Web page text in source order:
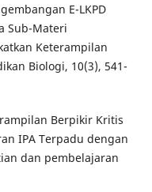
E-LKPD
Sub-Materi
Keterampilan
Biologi, 10(3), 541-
Berpikir Kritis
IPA Terpadu dengan
dan pembelajaran